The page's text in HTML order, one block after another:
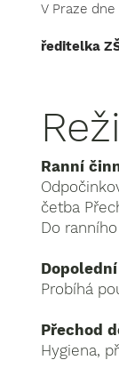
V Praze dne
Ranní
četba
Do
Probíhá
Přechod
Hygiena,